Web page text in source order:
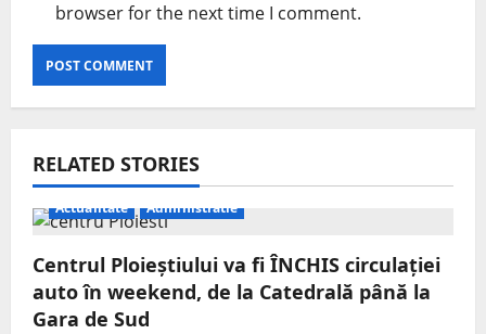
browser for the next time I comment.
RELATED STORIES
Actualitate Administratie
Centrul Ploieștiului va fi ÎNCHIS circulației
auto în weekend, de la Catedrală până la
Gara de Sud